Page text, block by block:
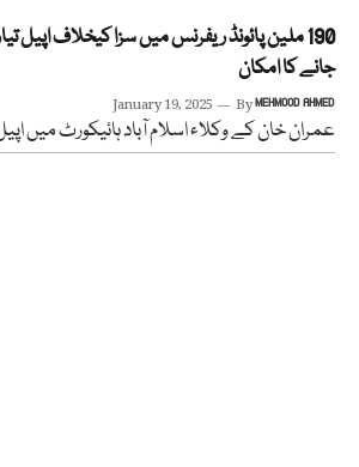
190 ملین پائونڈ ریفرنس میں سزا کیخلاف اپیل
جانے کا امکان
January 19, 2025 ByMEHMOOD AHMED
عمران خان کے وکلاء اسلام آباد ہائیکورٹ میں